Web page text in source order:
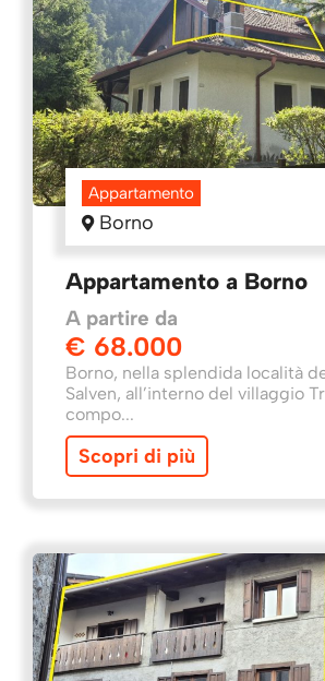
Appartamento
Borno
Appartamento a Borno
A partire da
€ 68.000
Borno, nella splendida località
Salven, all’interno del villaggio
compo...
Scopri di più